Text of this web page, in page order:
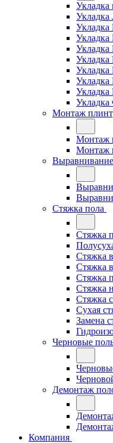
Укладка
Укладка
Укладка
Укладка
Укладка
Укладка
Укладка
Монтаж
Монтаж
Монтаж
Стяжка пола
Стяжка
Стяжка
Стяжка
Стяжка
Стяжка
Стяжка
Сухая
Замена
Черновые
Демонтаж
Компания